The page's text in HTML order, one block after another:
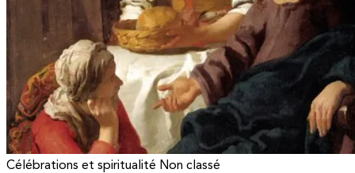
Célébrations et spiritualité Non classé